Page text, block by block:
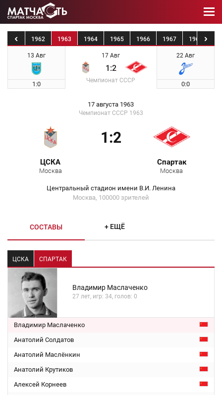
1961 1962 1963 1964 1965 1966 1967 1968
13 Авг
1:0
17 Авг
1:2
Чемпионат СССР
22 Авг
0:0
17 августа 1963
Чемпионат СССР 1963
ЦСКА
Москва
1:2
Спартак
Москва
Центральный стадион имени В.И. Ленина
Москва, 100000 зрителей
СОСТАВЫ + ЕЩЁ
ЦСКА СПАРТАК
Владимир Маслаченко
27 лет, игр: 34, голов: 0
Владимир Маслаченко
Анатолий Солдатов
Анатолий Маслёнкин
Анатолий Крутиков
Алексей Корнеев